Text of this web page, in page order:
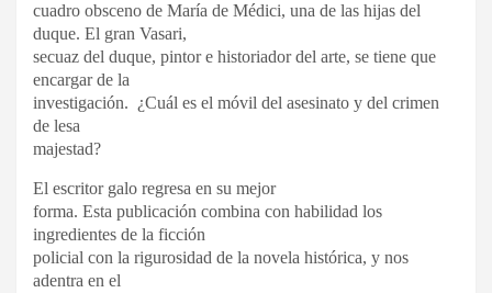
cuadro obsceno de María de Médici, una de las hijas del
duque. El gran Vasari,
secuaz del duque, pintor e historiador del arte, se tiene que
encargar de la
investigación. ¿Cuál es el móvil del asesinato y del crimen
de lesa
majestad?
El escritor galo regresa en su mejor
forma. Esta publicación combina con habilidad los
ingredientes de la ficción
policial con la rigurosidad de la novela histórica, y nos
adentra en el